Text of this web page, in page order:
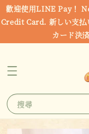
歡迎使用LINE Pay！
Credit Card. 新しい支払
カード決
搜尋